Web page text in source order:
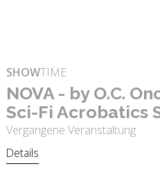
SHOWTIME
NOVA - by O.C.
Sci-Fi Acro­ba­tics
Vergangene Veranstaltung
Details